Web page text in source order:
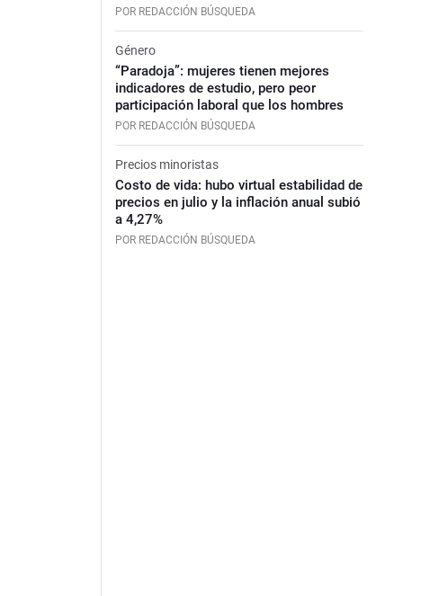
POR REDACCIÓN BÚSQUEDA
Género
“Paradoja”: mujeres tienen mejores
indicadores de estudio, pero peor
participación laboral que los hombres
POR REDACCIÓN BÚSQUEDA
Precios minoristas
Costo de vida: hubo virtual estabilidad de
precios en julio y la inflación anual subió
a 4,27%
POR REDACCIÓN BÚSQUEDA